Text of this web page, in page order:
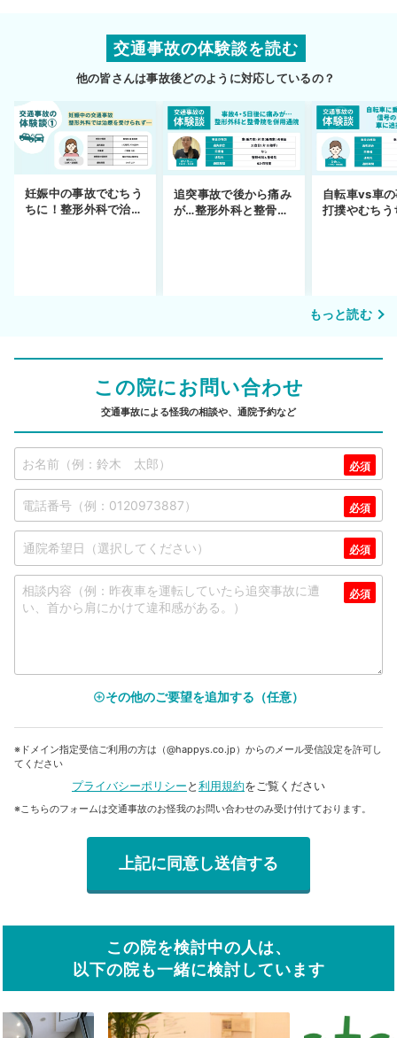
交通事故の体験談を読む
他の皆さんは事故後どのように対応しているの？
妊娠中の事故でむちう
ちに！整形外科で治療
追突事故で後から痛み
が…整形外科と整骨院
自転車vs車
打撲やむちう
もっと読む
この院にお問い合わせ
交通事故による怪我の相談や、通院予約など
add_circle_outlineその他のご要望を追加する（任意）
※ドメイン指定受信ご利用の方は（@happys.co.jp）からのメール受信設定を許可し
てください
プライバシーポリシーと利用規約をご覧ください
※こちらのフォームは交通事故のお怪我のお問い合わせのみ受け付けております。
この院を検討中の人は、
以下の院も一緒に検討しています